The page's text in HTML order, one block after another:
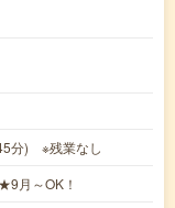
分) ※残業なし
月～OK！